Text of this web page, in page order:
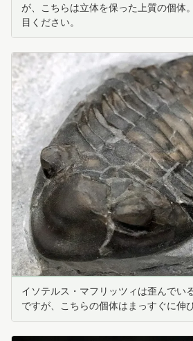
が、こちらは立体を保った上質の個体
目ください。
イソテルス・マフリッツィは歪んでい
ですが、こちらの個体はまっすぐに伸